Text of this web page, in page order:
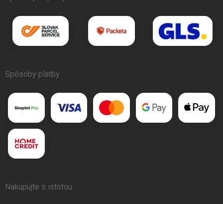
Spôsoby platby
Nakupujte s istotou